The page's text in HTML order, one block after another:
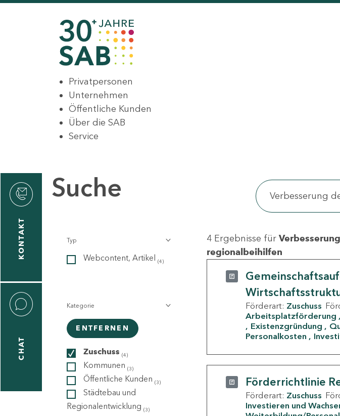
Privatpersonen
Unternehmen
Öffentliche Kunden
Über die SAB
Service
KONTAKT
CHAT
Suche
Typ
Webcontent, Artikel (4)
Kategorie
ENTFERNEN
Zuschuss (4)
Kommunen (3)
Öffentliche Kunden (3)
Städtebau und
Regionalentwicklung (3)
4 Ergebnisse für
regionalbeihilfen
Förderart: Zuschuss
Arbeitsplatzförderung
Existenzgründung
Personalkosten
Förderrichtlinie
Förderart: Zuschuss
Investieren und